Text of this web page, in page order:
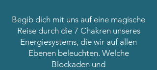
Begib dich mit uns auf eine magische
Reise durch die 7 Chakren unseres
Energiesystems, die wir auf allen
Ebenen beleuchten. Welche
Blockaden und